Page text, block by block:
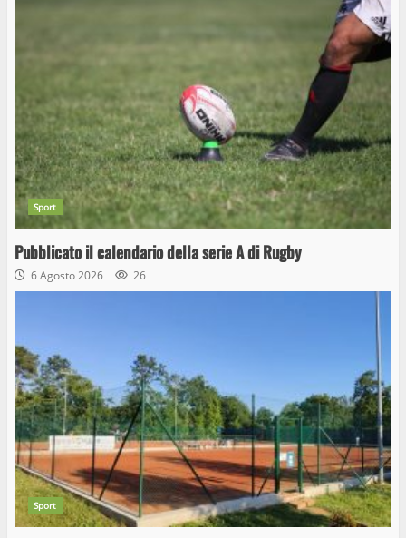
Sport
Pubblicato il calendario della serie A di Rugby
6 Agosto 2026 26
Sport